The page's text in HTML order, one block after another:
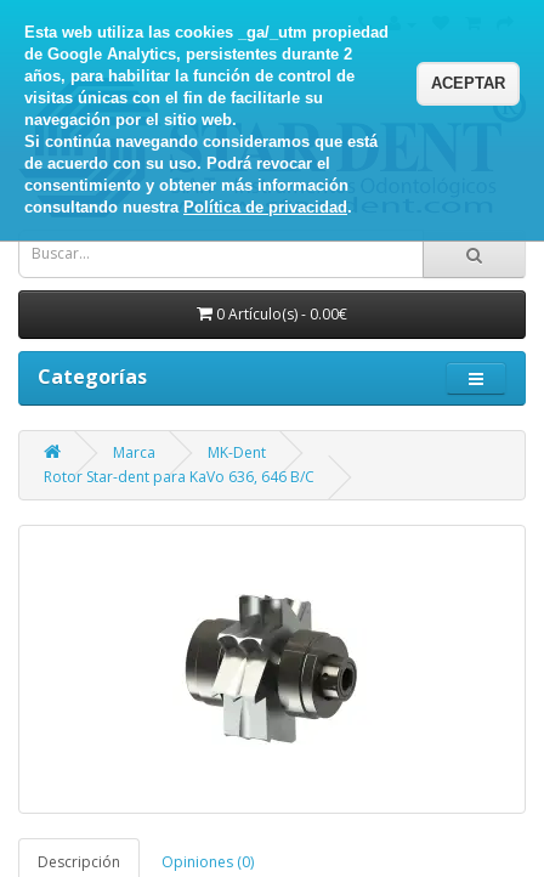
Esta web utiliza las cookies _ga/_utm propiedad
de Google Analytics, persistentes durante 2
años, para habilitar la función de control de
visitas únicas con el fin de facilitarle su
navegación por el sitio web.
Si continúa navegando consideramos que está
de acuerdo con su uso. Podrá revocar el
consentimiento y obtener más información
consultando nuestra Política de privacidad.
ACEPTAR
0 Artículo(s) - 0.00€
Categorías
Marca
MK-Dent
Rotor Star-dent para KaVo 636, 646 B/C
Descripción Opiniones (0)